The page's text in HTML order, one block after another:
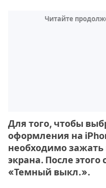
Читайте
Для того, чтобы
оформления на
необходимо зажать
экрана. После этого
«Темный выкл.».